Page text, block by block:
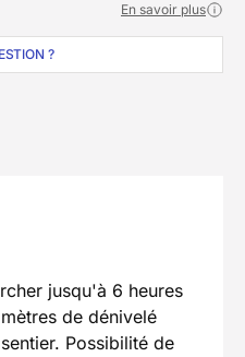
En savoir plus
?
jusqu'à 6 heures
de dénivelé
Possibilité de